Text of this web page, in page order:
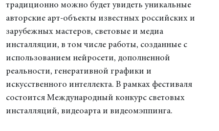
традиционно можно будет увидеть уникальные
авторские арт-объекты известных российских и
зарубежных мастеров, световые и медиа
инсталляции, в том числе работы, созданные с
использованием нейросети, дополненной
реальности, генеративной графики и
искусственного интеллекта. В рамках фестиваля
состоится Международный конкурс световых
инсталляций, видеоарта и видеомэппинга.